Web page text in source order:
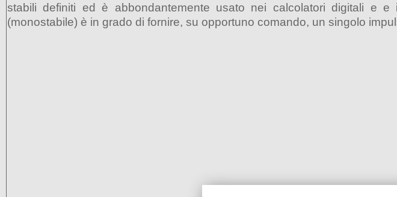
stabili definiti ed è abbondantemente usato nei calcolatori digitali e
(monostabile) è in grado di fornire, su opportuno comando, un singolo